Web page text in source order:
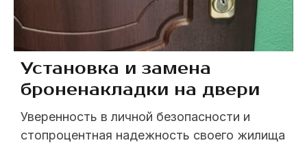
Установка и замена
броненакладки на двери
Уверенность в личной безопасности и
стопроцентная надежность своего жилища